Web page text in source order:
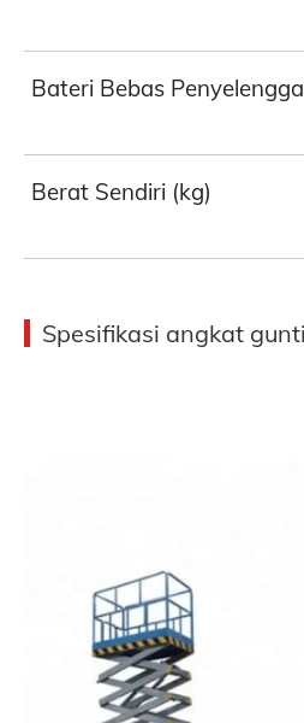
Bateri Bebas
Berat Sendiri (kg)
Spesifikasi angkat